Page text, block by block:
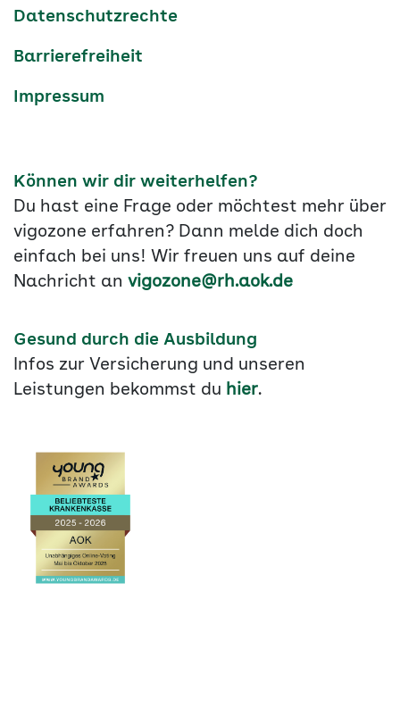
Datenschutzrechte
Barrierefreiheit
Impressum
Können wir dir weiterhelfen?
Du hast eine Frage oder möchtest mehr über
vigozone erfahren? Dann melde dich doch
einfach bei uns! Wir freuen uns auf deine
Nachricht an vigozone@rh.aok.de
Gesund durch die Ausbildung
Infos zur Versicherung und unseren
Leistungen bekommst du hier.